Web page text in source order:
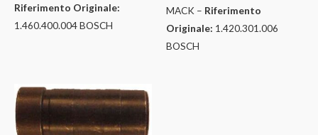
Riferimento Originale:
1.460.400.004 BOSCH
MACK – Riferimento
Originale: 1.420.301.006
BOSCH